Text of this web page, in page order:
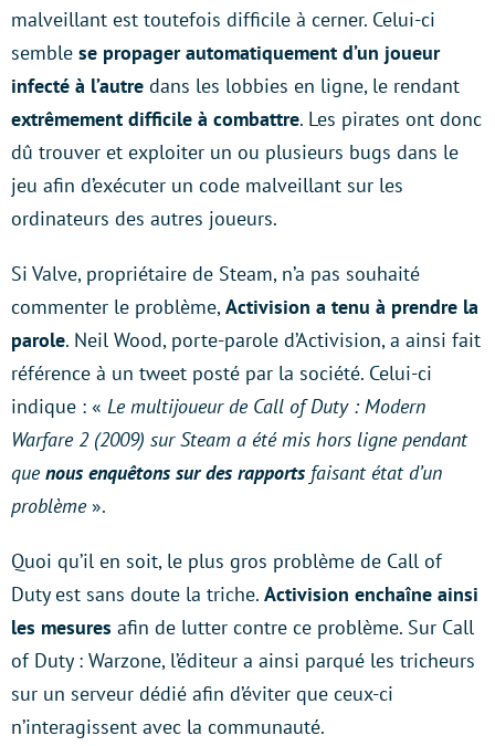
malveillant est toutefois difficile à cerner. Celui-ci
semble se propager automatiquement d’un joueur
infecté à l’autre dans les lobbies en ligne, le rendant
extrêmement difficile à combattre. Les pirates ont donc
dû trouver et exploiter un ou plusieurs bugs dans le
jeu afin d’exécuter un code malveillant sur les
ordinateurs des autres joueurs.
Si Valve, propriétaire de Steam, n’a pas souhaité
commenter le problème, Activision a tenu à prendre la
parole. Neil Wood, porte-parole d’Activision, a ainsi fait
référence à un tweet posté par la société. Celui-ci
indique : « Le multijoueur de Call of Duty : Modern
Warfare 2 (2009) sur Steam a été mis hors ligne pendant
quenous enquêtons sur des rapports faisant état d’un
problème».
Quoi qu’il en soit, le plus gros problème de Call of
Duty est sans doute la triche. Activision enchaîne ainsi
les mesures afin de lutter contre ce problème. Sur Call
of Duty : Warzone, l’éditeur a ainsi parqué les tricheurs
sur un serveur dédié afin d’éviter que ceux-ci
n’interagissent avec la communauté.